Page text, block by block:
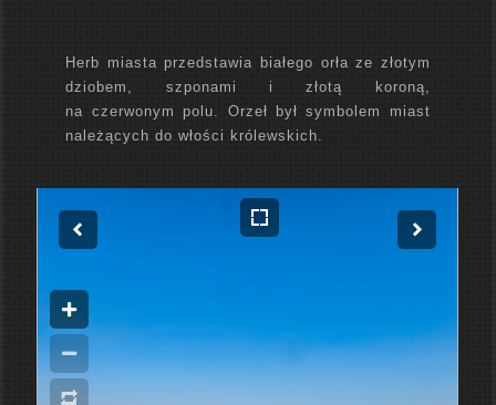
Herb miasta przedstawia białego orła ze złotym
dziobem, szponami i złotą koroną,
na czerwonym polu. Orzeł był symbolem miast
należących do włości królewskich.